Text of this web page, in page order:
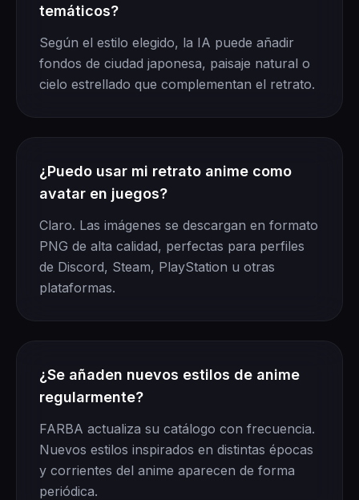
temáticos?
Según el estilo elegido, la IA puede añadir
fondos de ciudad japonesa, paisaje natural o
cielo estrellado que complementan el retrato.
¿Puedo usar mi retrato anime como
avatar en juegos?
Claro. Las imágenes se descargan en formato
PNG de alta calidad, perfectas para perfiles
de Discord, Steam, PlayStation u otras
plataformas.
¿Se añaden nuevos estilos de anime
regularmente?
FARBA actualiza su catálogo con frecuencia.
Nuevos estilos inspirados en distintas épocas
y corrientes del anime aparecen de forma
periódica.